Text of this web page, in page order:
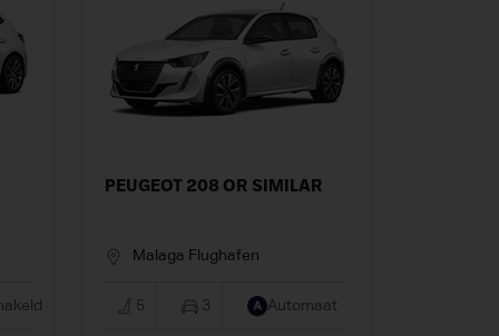
PEUGEOT 208 OR SIMILAR
Malaga Flughafen
5 3 Automaat